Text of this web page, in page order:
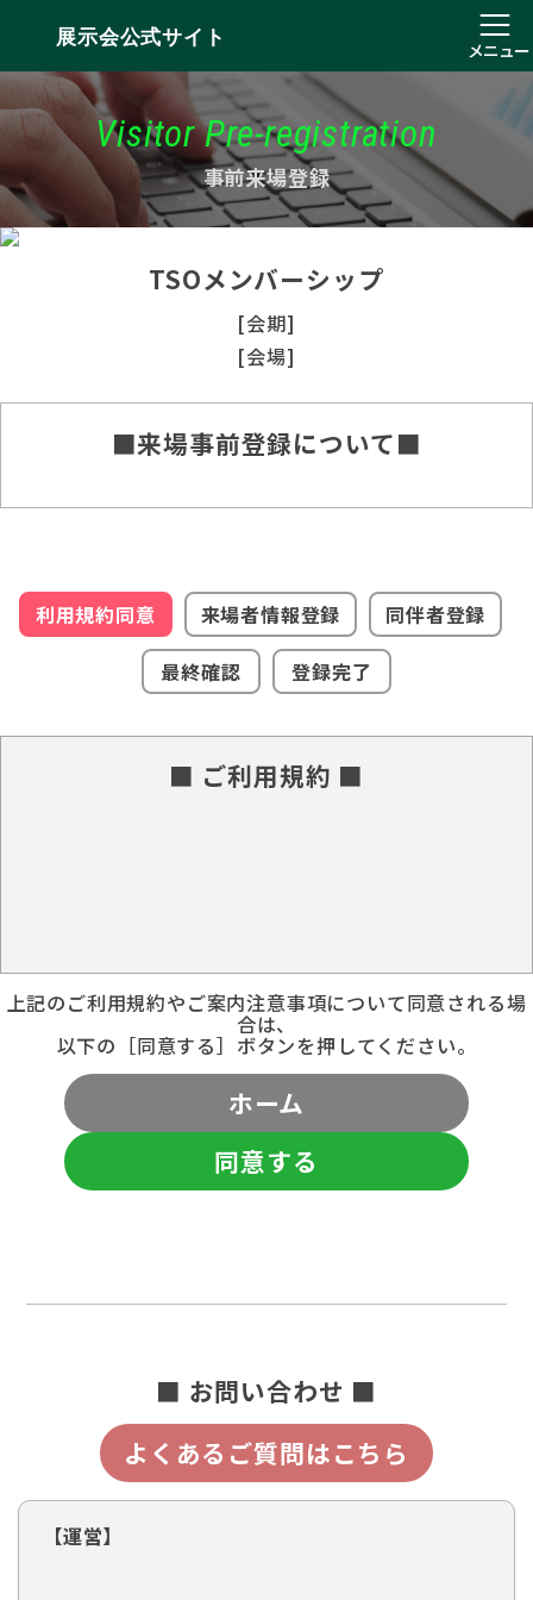
展示会公式サイト
メニュー
Visitor Pre-registration
事前来場登録
TSOメンバーシップ
[会期]
[会場]
■来場事前登録について■
利用規約同意 来場者情報登録
同伴者登録
最終確認
登録完了
■ ご利用規約 ■
上記のご利用規約やご案内注意事項について同意される場
合は、
以下の［同意する］ボタンを押してください。
ホーム
同意する
■ お問い合わせ ■
よくあるご質問はこちら
【運営】